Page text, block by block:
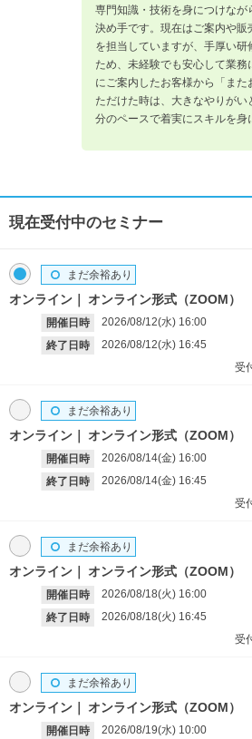
専門知識・技術を身につけなが
決め手です。現在はご案内や
を担当していますが、手厚い
ため、未経験でも安心して業
にご案内したお客様から「ま
ただけた時は、大きなやりがい
分のペースで着実にスキルを身
現在受付中のセミナー
オンライン オンライン形式（ZOOM）
開催日時 2026/08/12(水) 16:00
終了日時
2026/08/12(水) 16:45
まだ余裕あり
受
オンライン オンライン形式（ZOOM）
開催日時 2026/08/14(金) 16:00
終了日時
2026/08/14(金) 16:45
まだ余裕あり
受
オンライン オンライン形式（ZOOM）
開催日時 2026/08/18(火) 16:00
終了日時
2026/08/18(火) 16:45
まだ余裕あり
受
オンライン オンライン形式（ZOOM）
開催日時 2026/08/19(水) 10:00
まだ余裕あり